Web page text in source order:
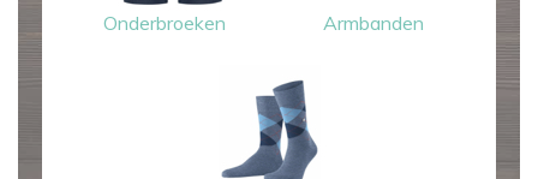
Onderbroeken Armbanden